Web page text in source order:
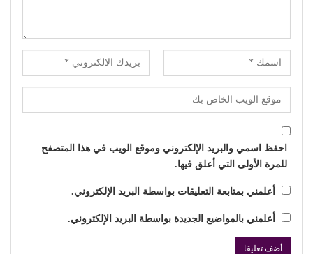
احفظ اسمي والبريد الإلكتروني وموقع الويب في هذا المتصفح
للمرة الأولى التي أعلق فيها.
أعلمني بمتابعة التعليقات بواسطة البريد الإلكتروني.
أعلمني بالمواضيع الجديدة بواسطة البريد الإلكتروني.